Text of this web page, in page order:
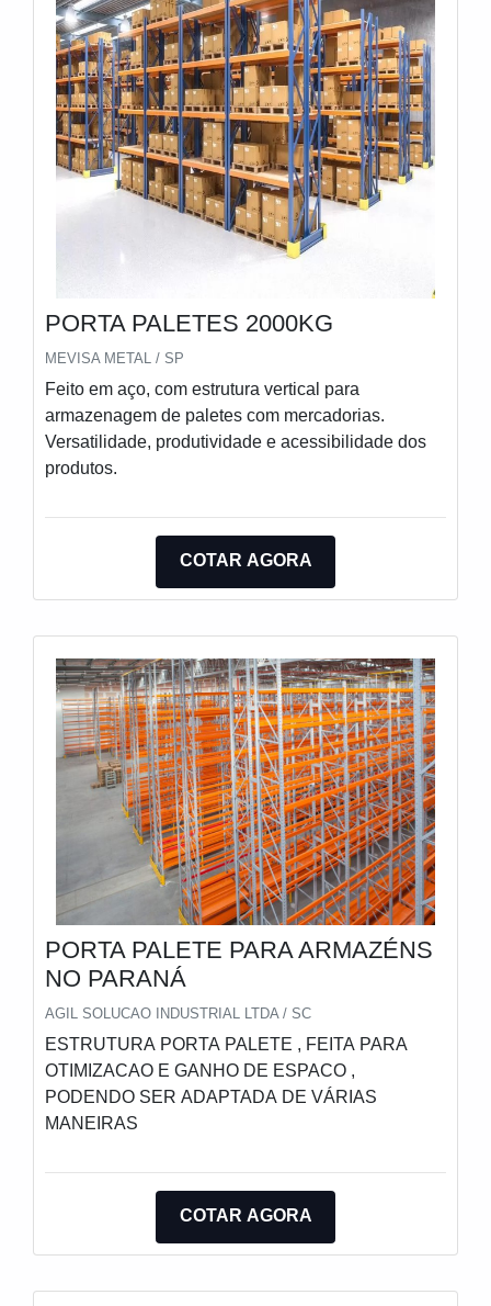
PORTA PALETES 2000KG
MEVISA METAL / SP
Feito em aço, com estrutura vertical para
armazenagem de paletes com mercadorias.
Versatilidade, produtividade e acessibilidade dos
produtos.
COTAR AGORA
PORTA PALETE PARA ARMAZÉNS
NO PARANÁ
AGIL SOLUCAO INDUSTRIAL LTDA / SC
ESTRUTURA PORTA PALETE , FEITA PARA
OTIMIZACAO E GANHO DE ESPACO ,
PODENDO SER ADAPTADA DE VÁRIAS
MANEIRAS
COTAR AGORA